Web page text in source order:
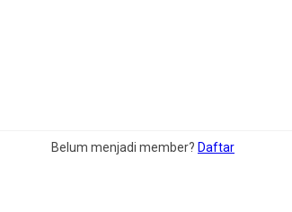
Belum menjadi member? Daftar